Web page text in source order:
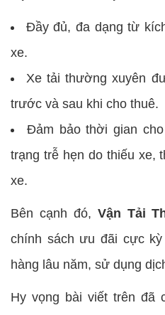
Đầy đủ, đa dạng từ
xe.
Xe tải thường xuyên
trước và sau khi cho thuê.
Đảm bảo thời gian
trạng trễ hẹn do thiếu xe,
xe.
Bên cạnh đó, Vận Tải
chính sách ưu đãi cực
hàng lâu năm, sử dụng
Hy vọng bài viết trên đã